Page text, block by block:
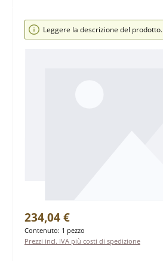
Salta la galleria di immagini
Leggere la descrizione del prodotto.
Prezzo normale:
234,04 €
Contenuto: 1 pezzo
Prezzi incl. IVA più costi di spedizione